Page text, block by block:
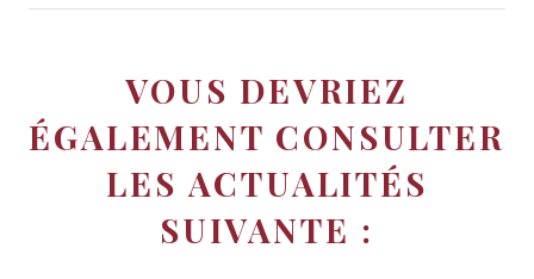
VOUS DEVRIEZ
ÉGALEMENT CONSULTER
LES ACTUALITÉS
SUIVANTE :